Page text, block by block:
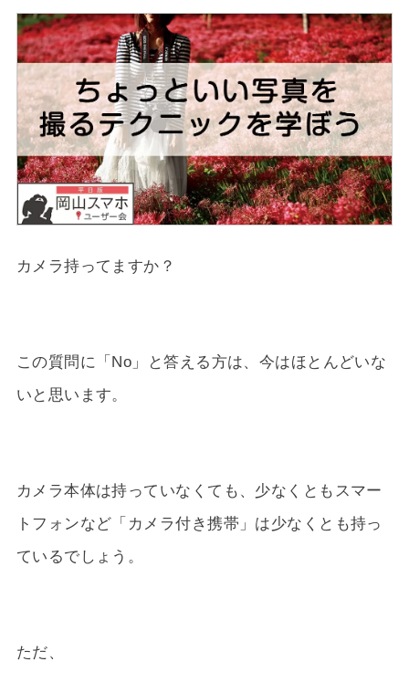
カメラ持ってますか？
この質問に「No」と答える方は、今はほとんどいな
いと思います。
カメラ本体は持っていなくても、少なくともスマー
トフォンなど「カメラ付き携帯」は少なくとも持っ
ているでしょう。
ただ、